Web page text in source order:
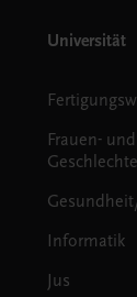
Universität
Frauen- und
Informatik
Jus